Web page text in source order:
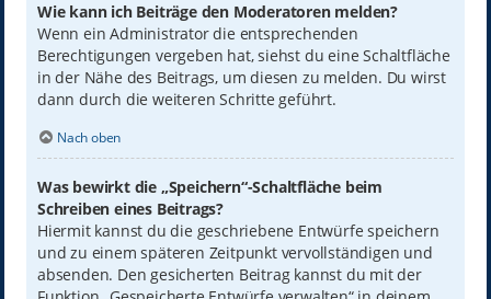
Wie kann ich Beiträge den Moderatoren melden?
Wenn ein Administrator die entsprechenden
Berechtigungen vergeben hat, siehst du eine Schaltfläche
in der Nähe des Beitrags, um diesen zu melden. Du wirst
dann durch die weiteren Schritte geführt.
Nach oben
Was bewirkt die „Speichern“-Schaltfläche beim
Schreiben eines Beitrags?
Hiermit kannst du die geschriebene Entwürfe speichern
und zu einem späteren Zeitpunkt vervollständigen und
absenden. Den gesicherten Beitrag kannst du mit der